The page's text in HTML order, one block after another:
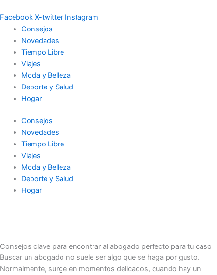
al
contenido
Facebook X-twitter Instagram
Consejos
Novedades
Tiempo Libre
Viajes
Moda y Belleza
Deporte y Salud
Hogar
Consejos
Novedades
Tiempo Libre
Viajes
Moda y Belleza
Deporte y Salud
Hogar
Consejos clave para encontrar al abogado perfecto para tu caso
Buscar un abogado no suele ser algo que se haga por gusto.
Normalmente, surge en momentos delicados, cuando hay un